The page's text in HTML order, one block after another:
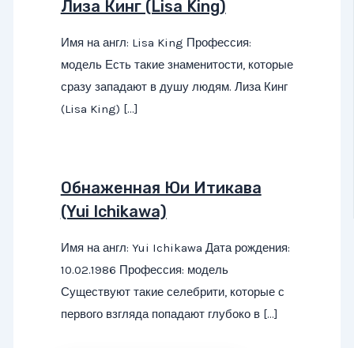
Лиза Кинг (Lisa King)
Имя на англ: Lisa King Профессия:
модель Есть такие знаменитости, которые
сразу западают в душу людям. Лиза Кинг
(Lisa King) […]
Обнаженная Юи Итикава
(Yui Ichikawa)
Имя на англ: Yui Ichikawa Дата рождения:
10.02.1986 Профессия: модель
Существуют такие селебрити, которые с
первого взгляда попадают глубоко в […]